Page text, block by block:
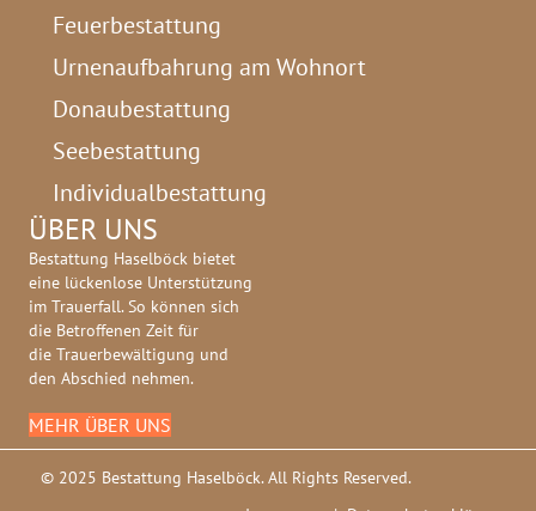
Feuerbestattung
Urnenaufbahrung am Wohnort
Donaubestattung
Seebestattung
Individualbestattung
ÜBER UNS
Bestattung Haselböck bietet
eine lückenlose Unterstützung
im Trauerfall. So können sich
die Betroffenen Zeit für
die Trauerbewältigung und
den Abschied nehmen.
MEHR ÜBER UNS
© 2025 Bestattung Haselböck. All Rights Reserved.